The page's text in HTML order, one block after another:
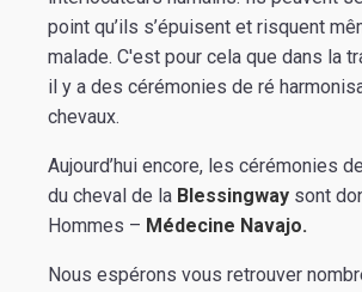
point qu’ils s’épuisent et risquent
malade. C'est pour cela que dans la
il y a des cérémonies de ré
chevaux.
Aujourd’hui encore, les cérémonies
du cheval de la Blessingway sont
Hommes – Médecine Navajo.
Nous espérons vous retrouver